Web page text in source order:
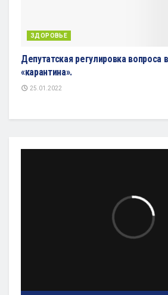
ЗДОРОВЬЕ
Депутатская регулировка вопроса
«карантина».
25.01.2022